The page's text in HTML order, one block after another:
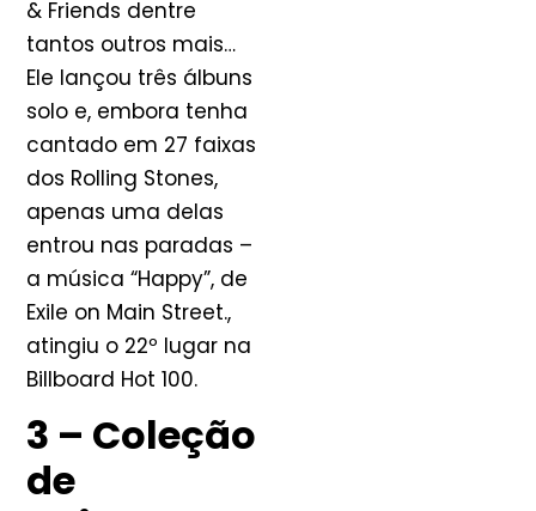
& Friends dentre
tantos outros mais…
Ele lançou três álbuns
solo e, embora tenha
cantado em 27 faixas
dos Rolling Stones,
apenas uma delas
entrou nas paradas –
a música “Happy”, de
Exile on Main Street.,
atingiu o 22º lugar na
Billboard Hot 100.
3 – Coleção
de